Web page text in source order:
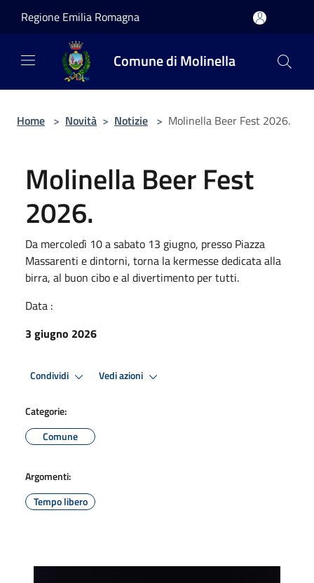
Regione Emilia Romagna
Comune di Molinella
Home > Novità > Notizie > Molinella Beer Fest 2026.
Molinella Beer Fest
2026.
Da mercoledì 10 a sabato 13 giugno, presso Piazza
Massarenti e dintorni, torna la kermesse dedicata alla
birra, al buon cibo e al divertimento per tutti.
Data :
3 giugno 2026
Condividi Vedi azioni
Categorie:
Comune
Argomenti:
Tempo libero